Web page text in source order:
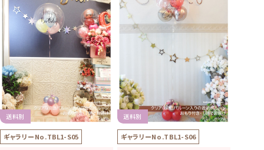
送料別
ギャラリーNo.TBL1-S05
送料別
ギャラリーNo.TBL1-S06